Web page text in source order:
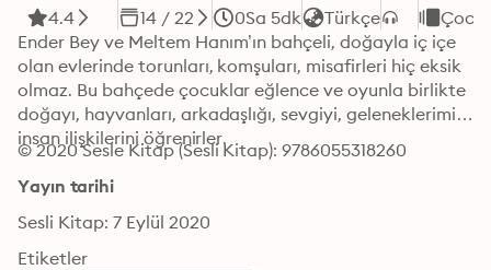
4.4 14 / 22 0Sa 5dk Türkçe
Ender Bey ve Meltem Hanım’ın bahçeli, doğayla iç içe
olan evlerinde torunları, komşuları, misafirleri hiç eksik
olmaz. Bu bahçede çocuklar eğlence ve oyunla birlikte
doğayı, hayvanları, arkadaşlığı, sevgiyi, geleneklerimizi,
insan ilişkilerini öğrenirler.
© 2020 Sesle Kitap (Sesli Kitap): 9786055318260
Yayın tarihi
Sesli Kitap: 7 Eylül 2020
Etiketler